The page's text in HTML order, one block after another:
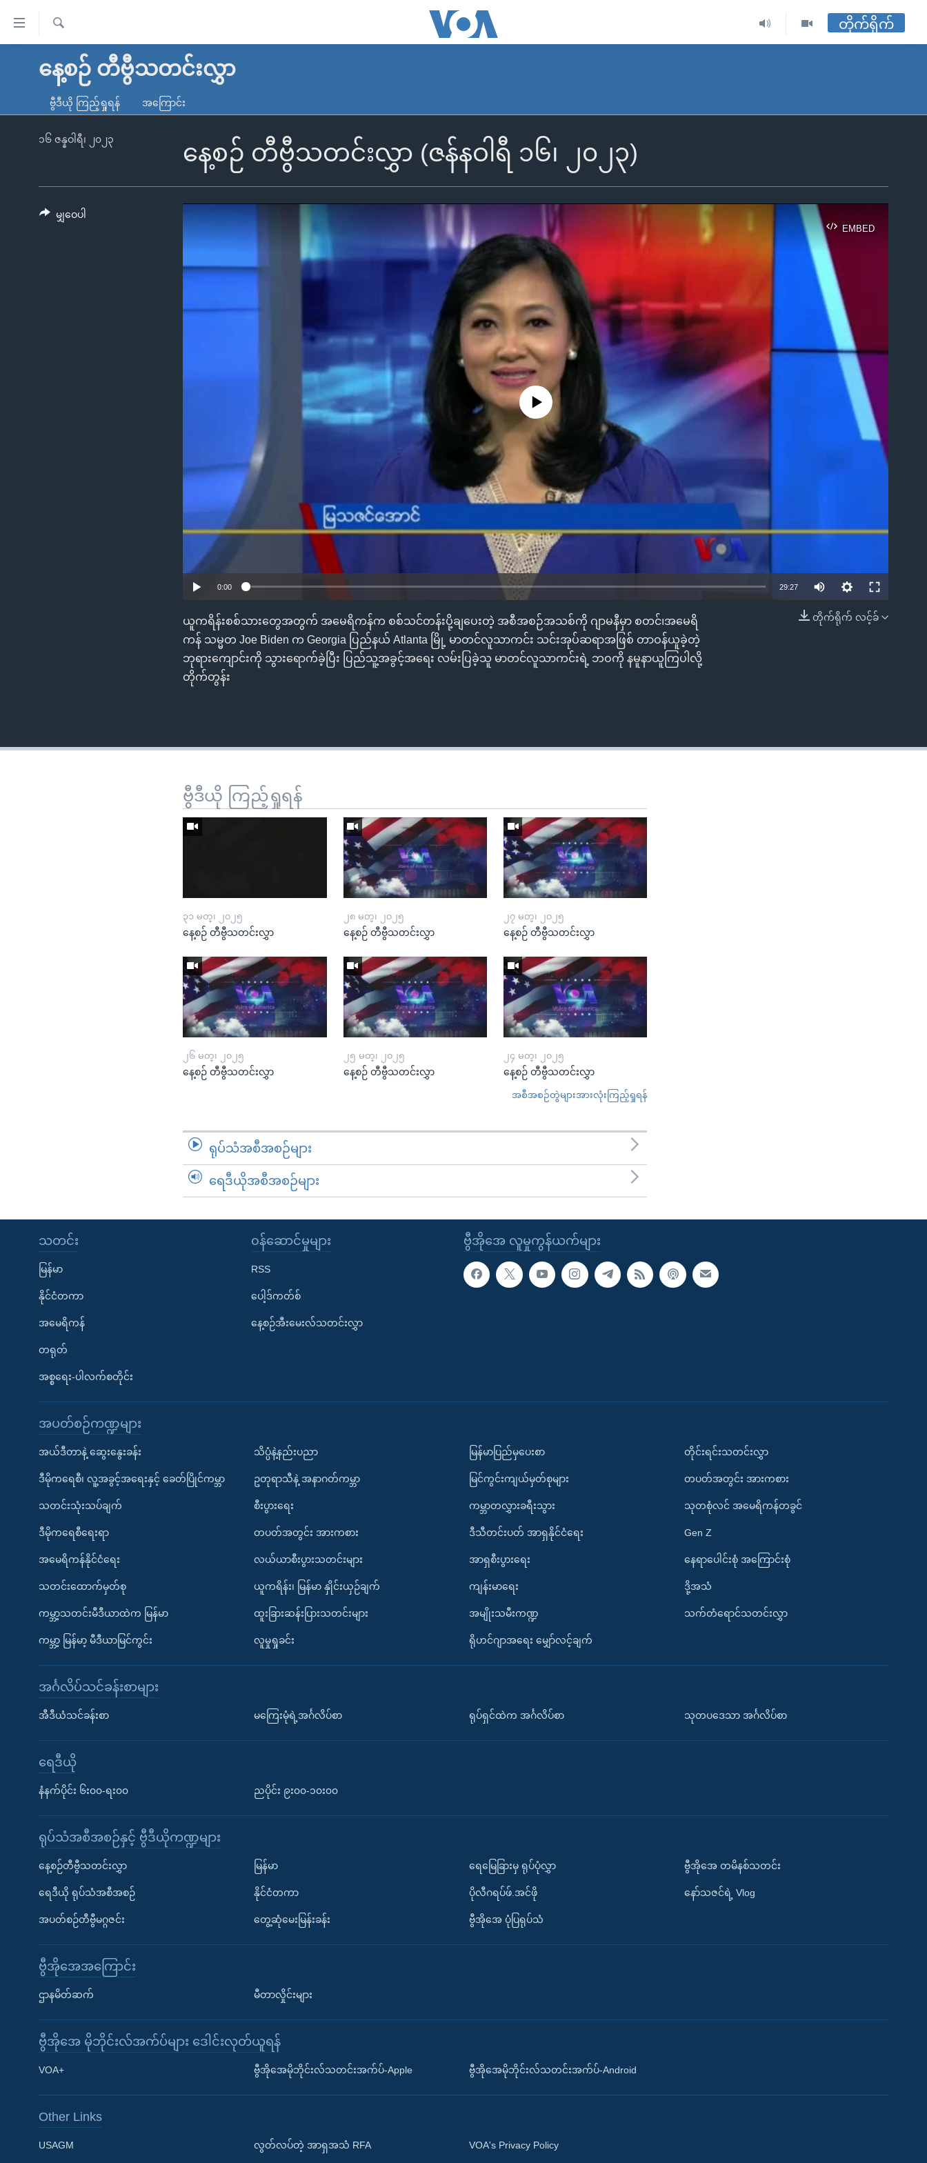
လွယ်ကူ
သည့်
မူလစာမျက်နှာ
ကမ္ဘာ့သတင်းများ
နိုင်ငံတကာ
တရုတ်
အစ္စရေး-ပါလက်စတိုင်း
ရပ်ဝန်းတခု လမ်းတခု အလွန်
အင်္ဂလိပ်စာလေ့လာမယ်
Learning English
ရ
တိုက်ရိုက်
နေ့စဉ် တီဗွီသတင်းလွှာ
ဗွီဒီယို ကြည့်ရှုရန် အကြောင်း
နေ့စဉ် တီဗွီသတင်းလွှာ (ဇန်နဝါရီ ၁၆၊ ၂၀၂၃)
၁၆ ဇန္နဝါရီ၊ ၂၀၂၃
EMBED
EMBED
No media source currently available
0:00 29:27
တိုက်ရိုက် လင့်ခ်
ယူကရိန်းစစ်သားတွေအတွက် အမေရိကန်က စစ်သင်တန်းပို့ချပေးတဲ့ အစီအစဉ်အသစ်ကို ဂျာမနီမှာ စတင်၊အမေရိ
ကန် သမ္မတ Joe Biden က Georgia ပြည်နယ် Atlanta မြို့ မာတင်လူသာကင်း သင်းအုပ်ဆရာအဖြစ် တာဝန်ယူခဲ့တဲ့
ဘုရားကျောင်းကို သွားရောက်ခဲ့ပြီး ပြည်သူ့အခွင့်အရေး လမ်းပြခဲ့သူ မာတင်လူသာကင်းရဲ့ ဘဝကို နမူနာယူကြပါလို့
တိုက်တွန်း
မျှဝေပါ
ဗွီဒီယို ကြည့်ရှုရန်
၃၁ မတ္၊ ၂၀၂၅
နေ့စဉ် တီဗွီသတင်းလွှာ
၂၈ မတ္၊ ၂၀၂၅
နေ့စဉ် တီဗွီသတင်းလွှာ
၂၇ မတ္၊ ၂၀၂၅
နေ့စဉ် တီဗွီသတင်းလွှာ
၂၆ မတ္၊ ၂၀၂၅
နေ့စဉ် တီဗွီသတင်းလွှာ
၂၅ မတ္၊ ၂၀၂၅
နေ့စဉ် တီဗွီသတင်းလွှာ
၂၄ မတ္၊ ၂၀၂၅
နေ့စဉ် တီဗွီသတင်းလွှာ
အစီအစဉ်တွဲများအားလုံးကြည့်ရှုရန်
ရုပ်သံအစီအစဉ်များ
ရေဒီယိုအစီအစဉ်များ
ဗွီအိုအေ လူမှုကွန်ယက်များ
သတင်း
မြန်မာ
နိုင်ငံတကာ
အမေရိကန်
တရုတ်
အစ္စရေး-ပါလက်စတိုင်း
၀န်ဆောင်မှုများ
RSS
ပေါ့ဒ်ကတ်စ်
နေ့စဉ်အီးမေးလ်သတင်းလွှာ
အပတ်စဉ်ကဏ္ဍများ
အယ်ဒီတာနဲ့ ဆွေးနွေးခန်း
ဒီမိုကရေစီ၊ လူ့အခွင့်အရေးနှင့် ခေတ်ပြိုင်ကမ္ဘာ
သတင်းသုံးသပ်ချက်
ဒီမိုကရေစီရေးရာ
အမေရိကန်နိုင်ငံရေး
သတင်းထောက်မှတ်စု
ကမ္ဘာ့သတင်းမီဒီယာထဲက မြန်မာ
ကမ္ဘာ့ မြန်မာ့ မီဒီယာမြင်ကွင်း
သိပ္ပံနဲ့နည်းပညာ
ဥတုရာသီနဲ့ အနာဂတ်ကမ္ဘာ
စီးပွားရေး
တပတ်အတွင်း အားကစား
လယ်ယာစီးပွားသတင်းများ
ယူကရိန်း၊ မြန်မာ နှိုင်းယှဉ်ချက်
ထူးခြားဆန်းပြားသတင်းများ
လူမှုရှုခင်း
မြန်မာပြည်မှပေးစာ
မြင်ကွင်းကျယ်မှတ်စုများ
ကမ္ဘာတလွှားခရီးသွား
ဒီသီတင်းပတ် အာရှနိုင်ငံရေး
အာရှစီးပွားရေး
ကျန်းမာရေး
အမျိုးသမီးကဏ္ဍ
ရိုဟင်ဂျာအရေး မျှော်လင့်ချက်
တိုင်းရင်းသတင်းလွှာ
တပတ်အတွင်း အားကစား
သုတစုံလင် အမေရိကန်တခွင်
Gen Z
နေရာပေါင်းစုံ အကြောင်းစုံ
ဒို့အသံ
သက်တံရောင်သတင်းလွှာ
အင်္ဂလိပ်သင်ခန်းစာများ
အီဒီယံသင်ခန်းစာ မကြေးမုံရဲ့အင်္ဂလိပ်စာ ရုပ်ရှင်ထဲက အင်္ဂလိပ်စာ သုတပဒေသာ အင်္ဂလိပ်စာ
ရေဒီယို
နံနက်ပိုင်း ၆း၀၀-ရး၀၀ ညပိုင်း ၉း၀၀-၁၀း၀၀
ရုပ်သံအစီအစဉ်နှင့် ဗွီဒီယိုကဏ္ဍများ
နေ့စဉ်တီဗွီသတင်းလွှာ
ရေဒီယို ရုပ်သံအစီအစဉ်
အပတ်စဉ်တီဗွီမဂ္ဂဇင်း
မြန်မာ
နိုင်ငံတကာ
တွေ့ဆုံမေးမြန်းခန်း
ရေမြေခြားမှ ရုပ်ပုံလွှာ
ပိုလီဂရပ်ဖ်.အင်ဖို
ဗွီအိုအေ ပုံပြရုပ်သံ
ဗွီအိုအေ တမိနစ်သတင်း
နော်သဇင်ရဲ့ Vlog
ဗွီအိုအေအကြောင်း
ဌာနမိတ်ဆက် မီတာလှိုင်းများ
ဗွီအိုအေ မိုဘိုင်းလ်အက်ပ်များ ဒေါင်းလုတ်ယူရန်
VOA+ ဗွီအိုအေမိုဘိုင်းလ်သတင်းအက်ပ်-Apple ဗွီအိုအေမိုဘိုင်းလ်သတင်းအက်ပ်-Android
Other Links
USAGM လွတ်လပ်တဲ့ အာရှအသံ RFA VOA's Privacy Policy